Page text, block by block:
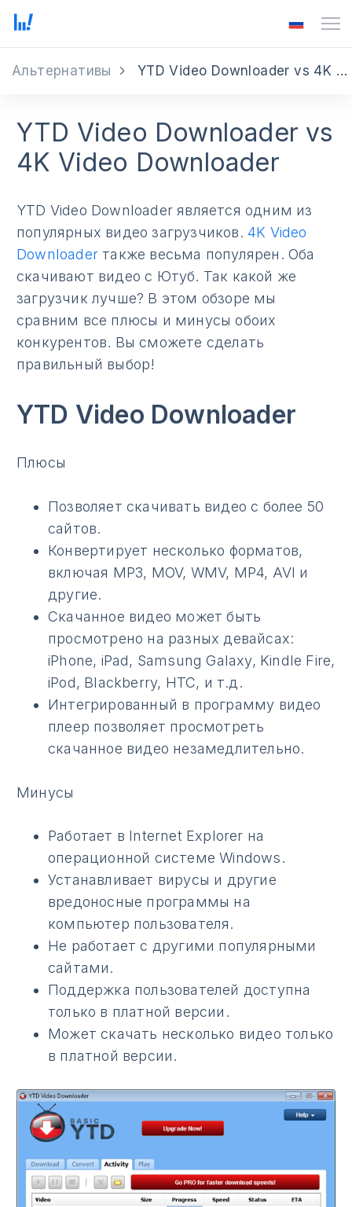
Альтернативы YTD Video Downloader vs 4K Video Downloader
YTD Video Downloader vs
4K Video Downloader
YTD Video Downloader является одним из
популярных видео загрузчиков. 4K Video
Downloader также весьма популярен. Оба
скачивают видео с Ютуб. Так какой же
загрузчик лучше? В этом обзоре мы
сравним все плюсы и минусы обоих
конкурентов. Вы сможете сделать
правильный выбор!
YTD Video Downloader
Плюсы
Позволяет скачивать видео с более 50
сайтов.
Конвертирует несколько форматов,
включая MP3, MOV, WMV, MP4, AVI и
другие.
Скачанное видео может быть
просмотрено на разных девайсах:
iPhone, iPad, Samsung Galaxy, Kindle Fire,
iPod, Blackberry, HTC, и т.д.
Интегрированный в программу видео
плеер позволяет просмотреть
скачанное видео незамедлительно.
Минусы
Работает в Internet Explorer на
операционной системе Windows.
Устанавливает вирусы и другие
вредоносные программы на
компьютер пользователя.
Не работает с другими популярными
сайтами.
Поддержка пользователей доступна
только в платной версии.
Может скачать несколько видео только
в платной версии.